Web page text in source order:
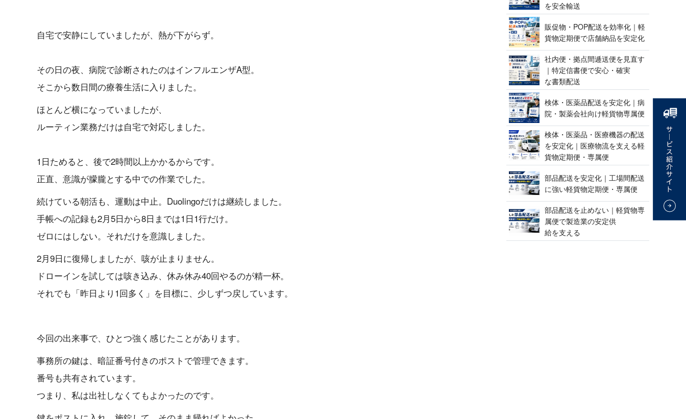
自宅で安静にしていましたが、熱が下がらず。
その日の夜、病院で診断されたのはインフルエンザA型。
そこから数日間の療養生活に入りました。
ほとんど横になっていましたが、
ルーティン業務だけは自宅で対応しました。
1日ためると、後で2時間以上かかるからです。
正直、意識が朦朧とする中での作業でした。
続けている朝活も、運動は中止。Duolingoだけは継続しました。
手帳への記録も2月5日から8日までは1日1行だけ。
ゼロにはしない。それだけを意識しました。
2月9日に復帰しましたが、咳が止まりません。
ドローインを試しては咳き込み、休み休み40回やるのが精一杯。
それでも「昨日より1回多く」を目標に、少しずつ戻しています。
今回の出来事で、ひとつ強く感じたことがあります。
事務所の鍵は、暗証番号付きのポストで管理できます。
番号も共有されています。
つまり、私は出社しなくてもよかったのです。
を 安 全 輸 送
販促物・POP配送を効率化｜軽
貨物定期便で店舗納品 を 安 定 化
社内便・拠点間逓送便を見直す
｜特定信書便で安心・確実
な 書 類 配 送
検体・医薬品配送を安定化｜病
院・製薬会社向け軽貨 物 専 属 便
検体・医薬品・医療機器の配送
を安定化｜医療物流を支える軽
貨物定期便 ・ 専 属 便
部品配送を安定化｜工場間配送
に強い軽貨物定期便 ・ 専 属 便
部品配送を止めない｜軽貨物専
属便で製造業の安定供
給 を 支 え る